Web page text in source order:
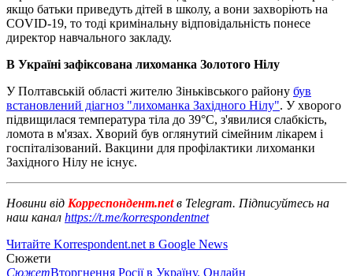
якщо батьки приведуть дітей в школу, а вони захворіють на
COVID-19, то тоді кримінальну відповідальність понесе
директор навчального закладу.
В Україні зафіксована лихоманка Золотого Нілу
У Полтавській області жителю Зіньківського району був
встановлений діагноз "лихоманка Західного Нілу". У хворого
підвищилася температура тіла до 39°С, з'явилися слабкість,
ломота в м'язах. Хворий був оглянутий сімейним лікарем і
госпіталізований. Вакцини для профілактики лихоманки
Західного Нілу не існує.
Новини від Корреспондент.netв Telegram. Підписуйтесь на
наш канал https://t.me/korrespondentnet
Читайте Korrespondent.net в Google News
Сюжети
СюжетВторгнення Росії в Україну. Онлайн